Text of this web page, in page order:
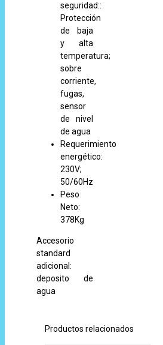
seguridad::
Protección
de baja
y alta
temperatura;
sobre
corriente,
fugas,
sensor
de nivel
de agua
Requerimiento
energético:
230V;
50/60Hz
Peso
Neto:
378Kg
Accesorio
standard
adicional:
deposito de
agua
Productos relacionados